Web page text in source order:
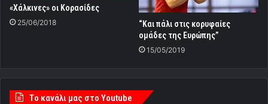
«Χάλκινες» οι Κορασίδες
25/06/2018
“Και πάλι στις κορυφαίες
ομάδες της Ευρώπης”
15/05/2019
Tο κανάλι μας στο Youtube